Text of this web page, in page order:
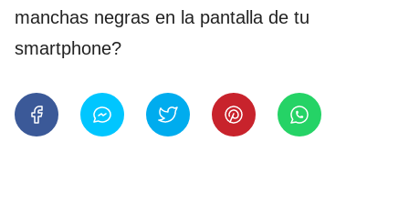
manchas negras en la pantalla de tu
smartphone?